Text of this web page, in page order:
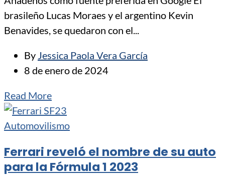
brasileño Lucas Moraes y el argentino Kevin
Benavides, se quedaron con el...
By Jessica Paola Vera García
8 de enero de 2024
Read More
Automovilismo
Ferrari reveló el nombre de su auto
para la Fórmula 1 2023